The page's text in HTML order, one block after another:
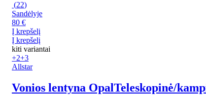
(22)
Sandėlyje
80 €
Į krepšelį
Į krepšelį
kiti variantai
+2+3
Allstar
Vonios lentyna OpalTeleskopinė/